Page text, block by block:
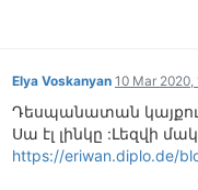
Elya Voskanyan 10 Mar 2020,
Դեսպանատան
Սա էլ լինկը :Լեզվի
https://eriwan.diplo.de/